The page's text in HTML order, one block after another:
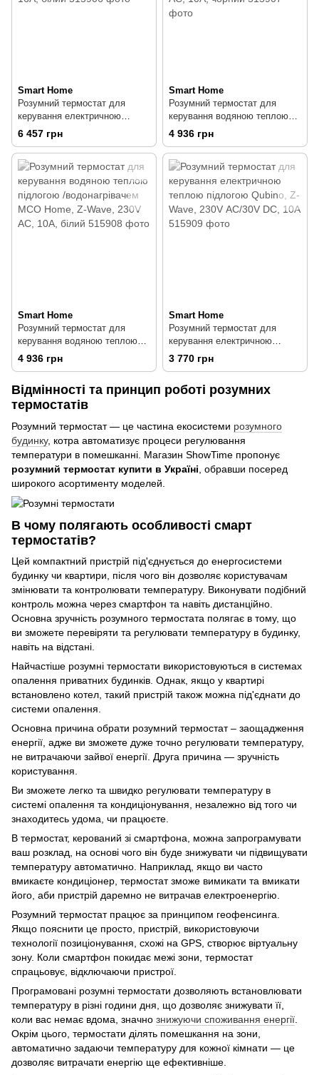
Smart Home
Розумний термостат для
керування електричною
теплою підлогою MCO Home,
Z-Wave, 230V АС, 16А, білий
6 457 грн
Smart Home
Розумний термостат для
керування водяною теплою
підлогою /водонагрівачем
MCO Home, Z-Wave, 230V АС,
10А, чорний
4 936 грн
Smart Home
Розумний термостат для
керування водяною теплою
підлогою /водонагрівачем
MCO Home, Z-Wave, 230V АС,
4 936 грн
Smart Home
Розумний термостат для
керування електричною
теплою підлогою Qubino, Z-
Wave, 230V АС/30V DC, 10А
3 770 грн
Відмінності та принцип роботі розумних
термостатів
Розумний термостат — це частина екосистеми розумного
будинку, котра автоматизує процеси регулювання
температури в помешканні. Магазин ShowTime пропонує
розумний термостат купити в Україні , обравши посеред
широкого асортименту моделей.
В чому полягають особливості смарт
термостатів?
Цей компактний пристрій під'єднується до енергосистеми
будинку чи квартири, після чого він дозволяє користувачам
змінювати та контролювати температуру. Виконувати подібний
контроль можна через смартфон та навіть дистанційно.
Основна зручність розумного термостата полягає в тому, що
ви зможете перевіряти та регулювати температуру в будинку,
навіть на відстані.
Найчастіше розумні термостати використовуються в системах
опалення приватних будинків. Однак, якщо у квартирі
встановлено котел, такий пристрій також можна під'єднати до
системи опалення.
Основна причина обрати розумний термостат – заощадження
енергії, адже ви зможете дуже точно регулювати температуру,
не витрачаючи зайвої енергії. Друга причина — зручність
користування.
Ви зможете легко та швидко регулювати температуру в
системі опалення та кондиціонування, незалежно від того чи
знаходитесь удома, чи працюєте.
В термостат, керований зі смартфона, можна запрограмувати
ваш розклад, на основі чого він буде знижувати чи підвищувати
температуру автоматично. Наприклад, якщо ви часто
вмикаєте кондиціонер, термостат зможе вимикати та вмикати
його, аби пристрій даремно не витрачав електроенергію.
Розумний термостат працює за принципом геофенсинга.
Якщо пояснити це просто, пристрій, використовуючи
технології позиціонування, схожі на GPS, створює віртуальну
зону. Коли смартфон покидає межі зони, термостат
спрацьовує, відключаючи пристрої.
Програмовані розумні термостати дозволяють встановлювати
температуру в різні години дня, що дозволяє знижувати її,
коли вас немає вдома, значно знижуючи споживання енергії.
Окрім цього, термостати ділять помешкання на зони,
автоматично задаючи температуру для кожної кімнати — це
дозволяє витрачати енергію ще ефективніше.